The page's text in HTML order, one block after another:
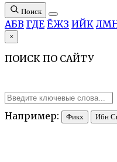
Поиск
АБВ ГДЕ ЁЖЗ ИЙК ЛМ
×
ПОИСК ПО САЙТУ
Например: Фикх Ибн